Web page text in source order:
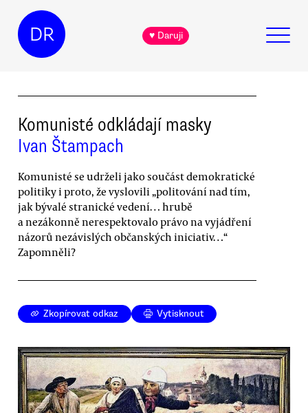
DR ♥ Daruji
Komunisté odkládají masky
Ivan Štampach
Komunisté se udrželi jako součást demokratické
politiky i proto, že vyslovili „politování nad tím,
jak bývalé stranické vedení… hrubě
a nezákonně nerespektovalo právo na vyjádření
názorů nezávislých občanských iniciativ…“
Zapomněli?
Zkopírovat odkaz Vytisknout